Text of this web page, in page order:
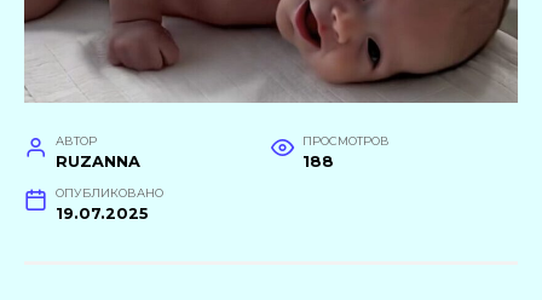
АВТОР
RUZANNA
ПРОСМОТРОВ
188
ОПУБЛИКОВАНО
19.07.2025